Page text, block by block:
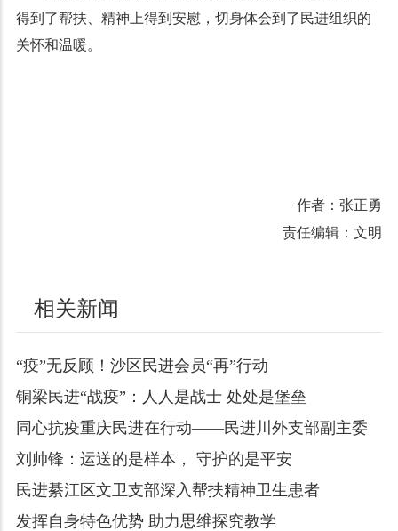
得到了帮扶、精神上得到安慰，切身体会到了民进组织的
关怀和温暖。
作者：张正勇
责任编辑：文明
相关新闻
“疫”无反顾！沙区民进会员“再”行动
铜梁民进“战疫”：人人是战士 处处是堡垒
同心抗疫重庆民进在行动——民进川外支部副主委
刘帅锋：运送的是样本， 守护的是平安
民进綦江区文卫支部深入帮扶精神卫生患者
发挥自身特色优势 助力思维探究教学